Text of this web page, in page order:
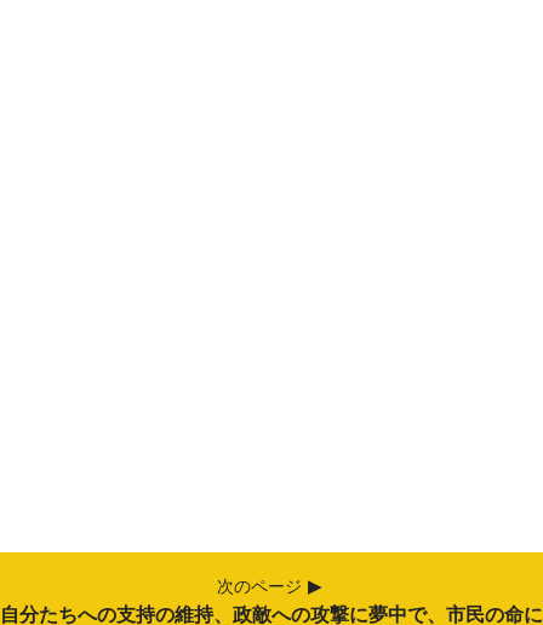
次のページ
自分たちへの支持の維持、政敵への攻撃に夢中で、市民の命に